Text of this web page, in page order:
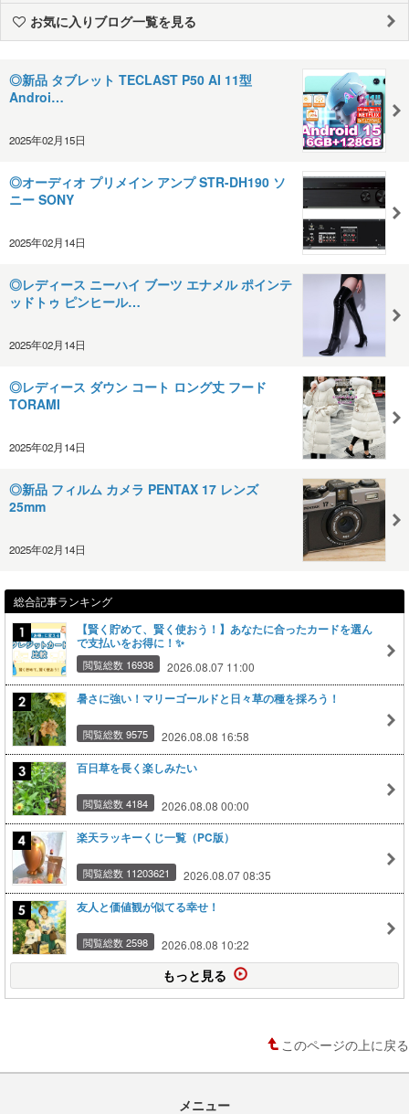
お気に入りブログ一覧を見る
◎新品 タブレット TECLAST P50 AI 11型
Androi…
2025年02月15日
◎オーディオ プリメイン アンプ STR-DH190 ソ
ニー SONY
2025年02月14日
◎レディース ニーハイ ブーツ エナメル ポインテ
ッドトゥ ピンヒール…
2025年02月14日
◎レディース ダウン コート ロング丈 フード
TORAMI
2025年02月14日
◎新品 フィルム カメラ PENTAX 17 レンズ
25mm
2025年02月14日
総合記事ランキング
【賢く貯めて、賢く使おう！】あなたに合ったカードを選ん
で支払いをお得に！✨
閲覧総数 16938 2026.08.07 11:00
暑さに強い！マリーゴールドと日々草の種を採ろう！
閲覧総数 9575 2026.08.08 16:58
百日草を長く楽しみたい
閲覧総数 4184 2026.08.08 00:00
楽天ラッキーくじ一覧（PC版）
閲覧総数 11203621 2026.08.07 08:35
友人と価値観が似てる幸せ！
閲覧総数 2598 2026.08.08 10:22
もっと見る
このページの上に戻る
メニュー